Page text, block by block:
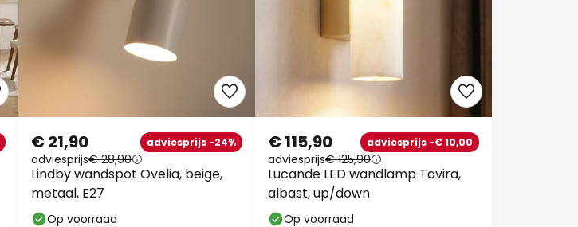
Lindby wandspot Ovelia, beige,
metaal, E27
€ 21,90 adviesprijs -24%
adviesprijs€ 28,90
Op voorraad
Lucande LED wandlamp Tavira,
albast, up/down
€ 115,90 adviesprijs -€ 10,00
adviesprijs€ 125,90
Op voorraad